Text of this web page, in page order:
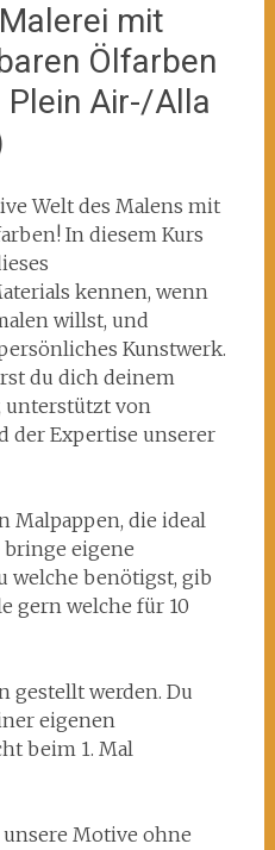
mit
Ölfarben
Air-/Alla
Welt des Malens mit
In diesem Kurs
kennen, wenn
willst, und
Kunstwerk.
du dich deinem
unterstützt von
der Expertise unserer
Malpappen, die ideal
eigene
welche benötigst, gib
gern welche für 10
gestellt werden. Du
eigenen
beim 1. Mal
Motive ohne